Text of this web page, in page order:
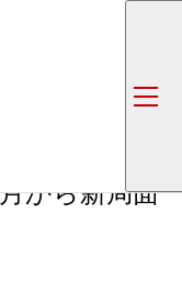
から新局面